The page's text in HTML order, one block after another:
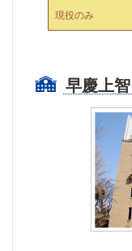
現役のみ
早慶上智